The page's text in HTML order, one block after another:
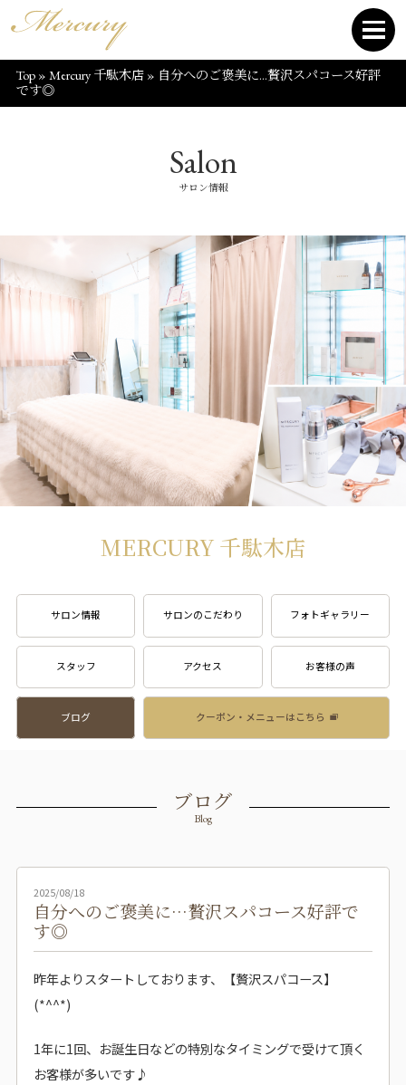
Top» Mercury 千駄木店» 自分へのご褒美に…贅沢スパコース好評
です◎
Salon
サロン情報
MERCURY 千駄木店
サロン情報 サロンのこだわり フォトギャラリー
スタッフ アクセス お客様の声
ブログ クーポン・メニューはこちら
ブログ
Blog
2025/08/18
自分へのご褒美に…贅沢スパコース好評で
す◎
昨年よりスタートしております、【贅沢スパコース】
(*^^*)
1年に1回、お誕生日などの特別なタイミングで受けて頂く
お客様が多いです♪